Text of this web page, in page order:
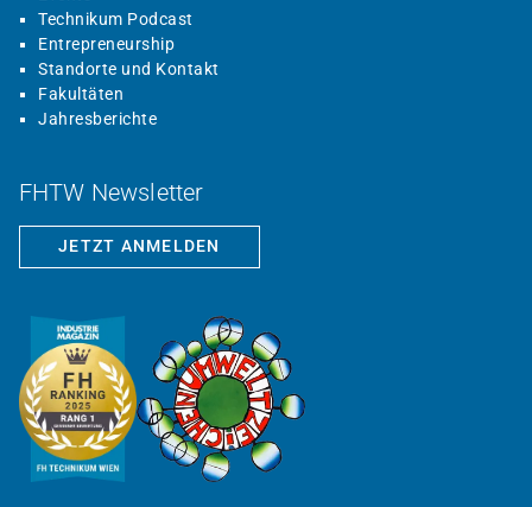
Technikum Podcast
Entrepreneurship
Standorte und Kontakt
Fakultäten
Jahresberichte
FHTW Newsletter
JETZT ANMELDEN